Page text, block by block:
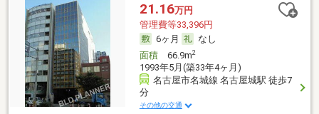
21.16万円
管理費等33,396円
6ヶ月
なし
面積66.9m2
1993年5月(築33年4ヶ月)
名古屋市名城線 名古屋城駅 徒歩7
分
その他の交通